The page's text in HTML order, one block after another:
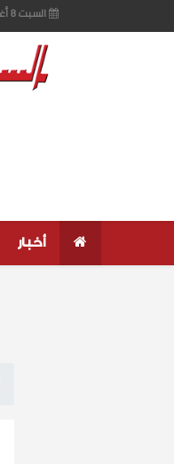
السبت 8 أغسطس 2026 - 07:27
أخبار